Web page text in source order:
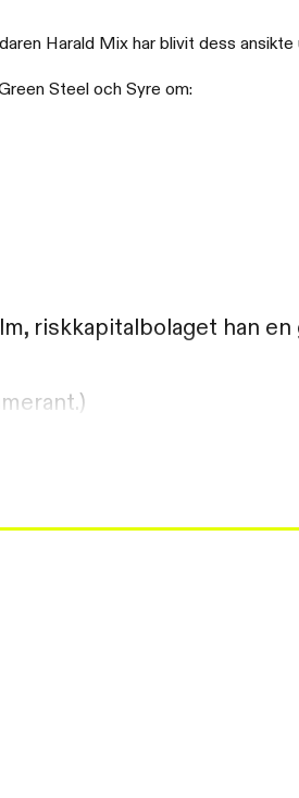
Harald Mix har blivit dess ansikte
Steel och Syre om:
riskkapitalbolaget han en